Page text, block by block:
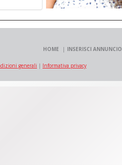
HOME INSERISCI ANNUNCIO
generali | Informativa privacy